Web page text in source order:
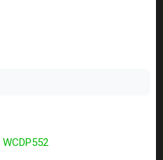
WCDP552